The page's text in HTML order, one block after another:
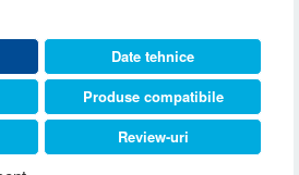
Date tehnice
Produse compatibile
Review-uri